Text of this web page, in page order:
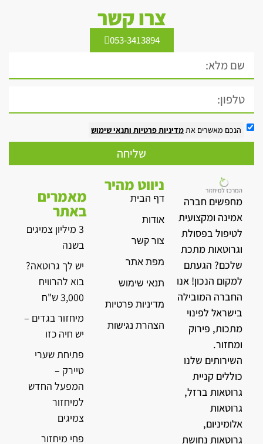
צרו קשר
053-3413894
הנכם מאשרים אתמדיניות פרטיות ותנאי שימוש
שליחה
מחפשים חברה
אמינה ומקצועית
לטיפול בפסולת
וגרוטאות מתכת
שלכם? הגעתם
למקום הנכון! אנו
החברה המובילה
בישראל לפינוי
מתכות, פירוק
ומחזור.
השירותים שלנו
כוללים קניית
גרוטאות ברזל,
גרוטאות
אלומיניום,
גרוטאות נחושת
ניווט מהיר
דף הבית
אודות
צור קשר
מפת אתר
תנאי שימוש
מדיניות פרטיות
הצהרת נגישות
מאמרים
באתר
3 מיליון צמיגים
בשנה
יש לך גרוטאה?
בוא להרוויח
3,000 ש"ח
מיחזור בגדים –
יש חיה כזו
פתיחת שערי
טיירק –
המפעל החדש
למיחזור
צמיגים
פחי מיחזור